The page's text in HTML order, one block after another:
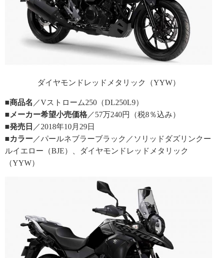
ダイヤモンドレッドメタリック（YYW）
■商品名 ／Vストローム250（DL250L9）
■メーカー希望小売価格／57万240円（税8％込み）
■発売日 ／2018年10月29日
■カラー／パールネブラーブラック／ソリッドダズリンクー
ルイエロー（BJE）、ダイヤモンドレッドメタリック
（YYW）